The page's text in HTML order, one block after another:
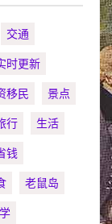
交通
时更新
移民
景点
行
生活
钱
老鼠岛